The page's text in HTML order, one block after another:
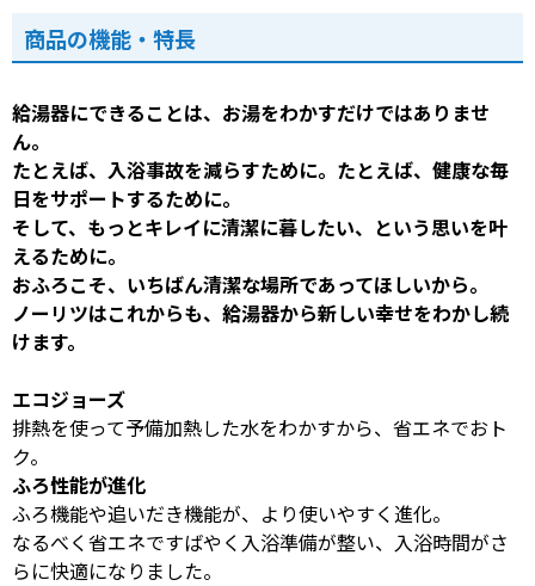
商品の機能・特長
給湯器にできることは、お湯をわかすだけではありませ
ん。
たとえば、入浴事故を減らすために。たとえば、健康な毎
日をサポートするために。
そして、もっとキレイに清潔に暮したい、という思いを叶
えるために。
おふろこそ、いちばん清潔な場所であってほしいから。
ノーリツはこれからも、給湯器から新しい幸せをわかし続
けます。
エコジョーズ
排熱を使って予備加熱した水をわかすから、省エネでおト
ク。
ふろ性能が進化
ふろ機能や追いだき機能が、より使いやすく進化。
なるべく省エネですばやく入浴準備が整い、入浴時間がさ
らに快適になりました。